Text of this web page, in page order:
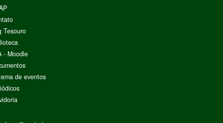
Tesouro
- Moodle
de eventos